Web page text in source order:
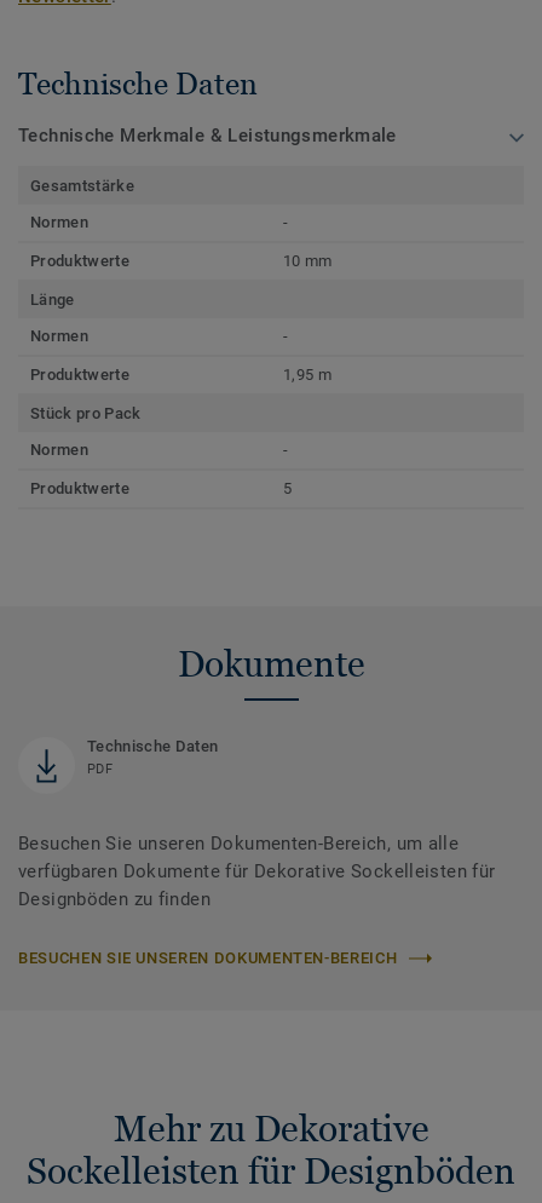
Technische Daten
Technische Merkmale & Leistungsmerkmale
Gesamtstärke
Normen
-
Produktwerte 10 mm
Länge
Normen
-
Produktwerte 1,95 m
Stück pro Pack
Normen
-
Produktwerte 5
Dokumente
Technische Daten
PDF
Besuchen Sie unseren Dokumenten-Bereich, um alle
verfügbaren Dokumente für Dekorative Sockelleisten für
Designböden zu finden
BESUCHEN SIE UNSEREN DOKUMENTEN-BEREICH
Mehr zu Dekorative
Sockelleisten für Designböden